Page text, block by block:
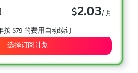
$2.03/ 月
按 $79 的费用自动续订
选择订阅计划